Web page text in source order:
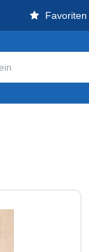
Favoriten